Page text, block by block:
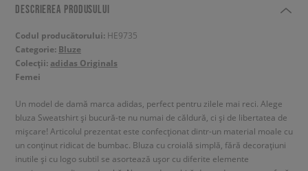
DESCRIEREA PRODUSULUI
Codul producătorului: HE9735
Categorie: Bluze
Colecții: adidas Originals
Femei
Un model de damă marca adidas, perfect pentru zilele mai reci. Alege
bluza Sweatshirt și bucură-te nu numai de căldură, ci și de libertatea de
mișcare! Articolul prezentat este confecționat dintr-un material moale cu
un conținut ridicat de bumbac. Bluza cu croială simplă, fără decorațiuni
inutile și cu logo subtil se asortează ușor cu diferite elemente